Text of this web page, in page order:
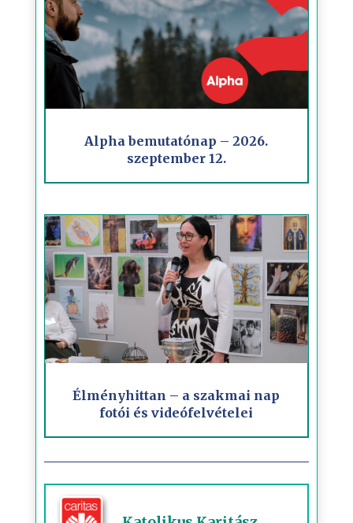
Alpha bemutatónap – 2026.
szeptember 12.
Élményhittan – a szakmai nap
fotói és videófelvételei